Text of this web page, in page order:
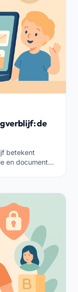
de
betekent
en documenten